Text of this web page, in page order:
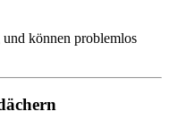
können problemlos